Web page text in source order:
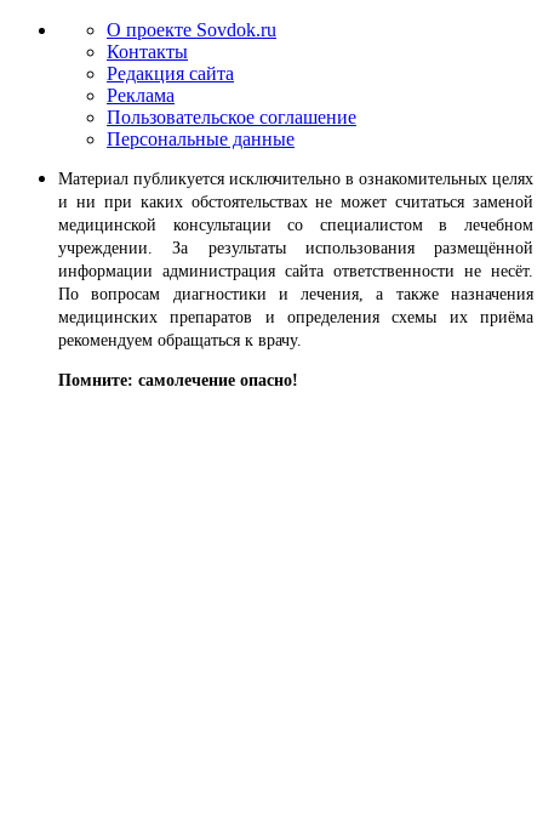
О проекте Sovdok.ru
Контакты
Редакция сайта
Реклама
Пользовательское соглашение
Персональные данные
Материал публикуется исключительно в ознакомительных целях
и ни при каких обстоятельствах не может считаться заменой
медицинской консультации со специалистом в лечебном
учреждении. За результаты использования размещённой
информации администрация сайта ответственности не несёт.
По вопросам диагностики и лечения, а также назначения
медицинских препаратов и определения схемы их приёма
рекомендуем обращаться к врачу.
Помните: самолечение опасно!